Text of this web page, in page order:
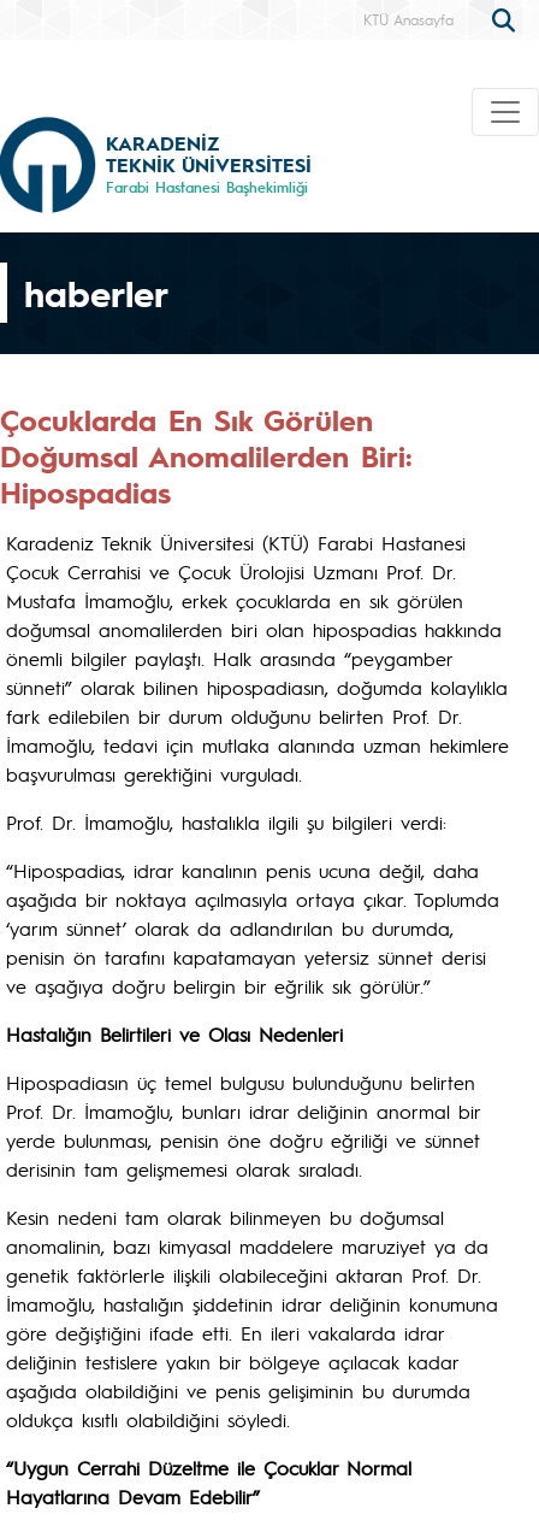
KTÜ Anasayfa
KARADENİZ
TEKNİK ÜNİVERSİTESİ
Farabi Hastanesi Başhekimliği
haberler
Çocuklarda En Sık Görülen
Doğumsal Anomalilerden Biri:
Hipospadias
Karadeniz Teknik Üniversitesi (KTÜ) Farabi Hastanesi
Çocuk Cerrahisi ve Çocuk Ürolojisi Uzmanı Prof. Dr.
Mustafa İmamoğlu, erkek çocuklarda en sık görülen
doğumsal anomalilerden biri olan hipospadias hakkında
önemli bilgiler paylaştı. Halk arasında “peygamber
sünneti” olarak bilinen hipospadiasın, doğumda kolaylıkla
fark edilebilen bir durum olduğunu belirten Prof. Dr.
İmamoğlu, tedavi için mutlaka alanında uzman hekimlere
başvurulması gerektiğini vurguladı.
Prof. Dr. İmamoğlu, hastalıkla ilgili şu bilgileri verdi:
“Hipospadias, idrar kanalının penis ucuna değil, daha
aşağıda bir noktaya açılmasıyla ortaya çıkar. Toplumda
‘yarım sünnet’ olarak da adlandırılan bu durumda,
penisin ön tarafını kapatamayan yetersiz sünnet derisi
ve aşağıya doğru belirgin bir eğrilik sık görülür.”
Hastalığın Belirtileri ve Olası Nedenleri
Hipospadiasın üç temel bulgusu bulunduğunu belirten
Prof. Dr. İmamoğlu, bunları idrar deliğinin anormal bir
yerde bulunması, penisin öne doğru eğriliği ve sünnet
derisinin tam gelişmemesi olarak sıraladı.
Kesin nedeni tam olarak bilinmeyen bu doğumsal
anomalinin, bazı kimyasal maddelere maruziyet ya da
genetik faktörlerle ilişkili olabileceğini aktaran Prof. Dr.
İmamoğlu, hastalığın şiddetinin idrar deliğinin konumuna
göre değiştiğini ifade etti. En ileri vakalarda idrar
deliğinin testislere yakın bir bölgeye açılacak kadar
aşağıda olabildiğini ve penis gelişiminin bu durumda
oldukça kısıtlı olabildiğini söyledi.
“Uygun Cerrahi Düzeltme ile Çocuklar Normal
Hayatlarına Devam Edebilir”